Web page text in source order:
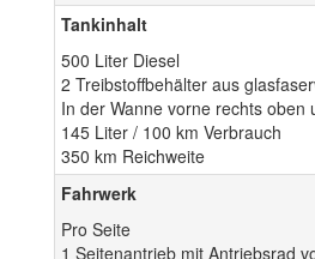
Tankinhalt
500 Liter Diesel
2 Treibstoffbehälter aus
In der Wanne vorne rechts oben
145 Liter / 100 km Verbrauch
350 km Reichweite
Fahrwerk
Pro Seite
1 Seitenantrieb mit Antriebsrad